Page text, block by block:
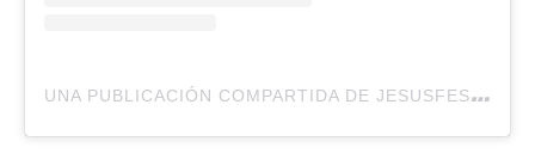
U
NA PUBLICACIÓN COMPARTIDA DE JESUSFEST (@JESUSFESTOK)